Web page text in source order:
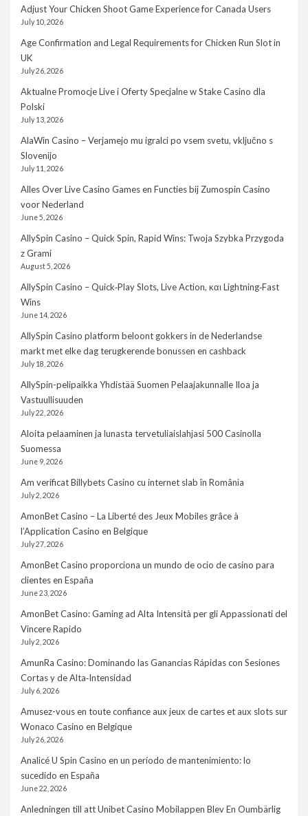
Adjust Your Chicken Shoot Game Experience for Canada Users
July 10, 2026
Age Confirmation and Legal Requirements for Chicken Run Slot in
UK
July 26, 2026
Aktualne Promocje Live i Oferty Specjalne w Stake Casino dla
Polski
July 13, 2026
AlaWin Casino – Verjamejo mu igralci po vsem svetu, vključno s
Slovenijo
July 11, 2026
Alles Over Live Casino Games en Functies bij Zumospin Casino
voor Nederland
June 5, 2026
AllySpin Casino – Quick Spin, Rapid Wins: Twoja Szybka Przygoda
z Grami
August 5, 2026
AllySpin Casino – Quick‑Play Slots, Live Action, και Lightning‑Fast
Wins
June 14, 2026
AllySpin Casino platform beloont gokkers in de Nederlandse
markt met elke dag terugkerende bonussen en cashback
July 18, 2026
AllySpin-pelipaikka Yhdistää Suomen Pelaajakunnalle Iloa ja
Vastuullisuuden
July 22, 2026
Aloita pelaaminen ja lunasta tervetuliaislahjasi 500 Casinolla
Suomessa
June 9, 2026
Am verificat Billybets Casino cu internet slab în România
July 2, 2026
AmonBet Casino – La Liberté des Jeux Mobiles grâce à
l’Application Casino en Belgique
July 27, 2026
AmonBet Casino proporciona un mundo de ocio de casino para
clientes en España
June 23, 2026
AmonBet Casino: Gaming ad Alta Intensità per gli Appassionati del
Vincere Rapido
July 2, 2026
AmunRa Casino: Dominando las Ganancias Rápidas con Sesiones
Cortas y de Alta‑Intensidad
July 6, 2026
Amusez-vous en toute confiance aux jeux de cartes et aux slots sur
Wonaco Casino en Belgique
July 26, 2026
Analicé U Spin Casino en un período de mantenimiento: lo
sucedido en España
June 22, 2026
Anledningen till att Unibet Casino Mobilappen Blev En Oumbärlig